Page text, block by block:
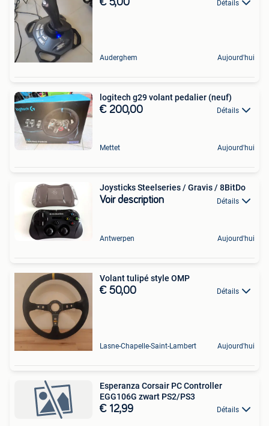
€ 5,00 Détails
Auderghem Aujourd'hui
logitech g29 volant pedalier (neuf)
€ 200,00 Détails
Mettet Aujourd'hui
Joysticks Steelseries / Gravis / 8BitDo
Voir description Détails
Antwerpen Aujourd'hui
Volant tulipé style OMP
€ 50,00 Détails
Lasne-Chapelle-Saint-Lambert Aujourd'hui
Esperanza Corsair PC Controller
EGG106G zwart PS2/PS3
€ 12,99 Détails